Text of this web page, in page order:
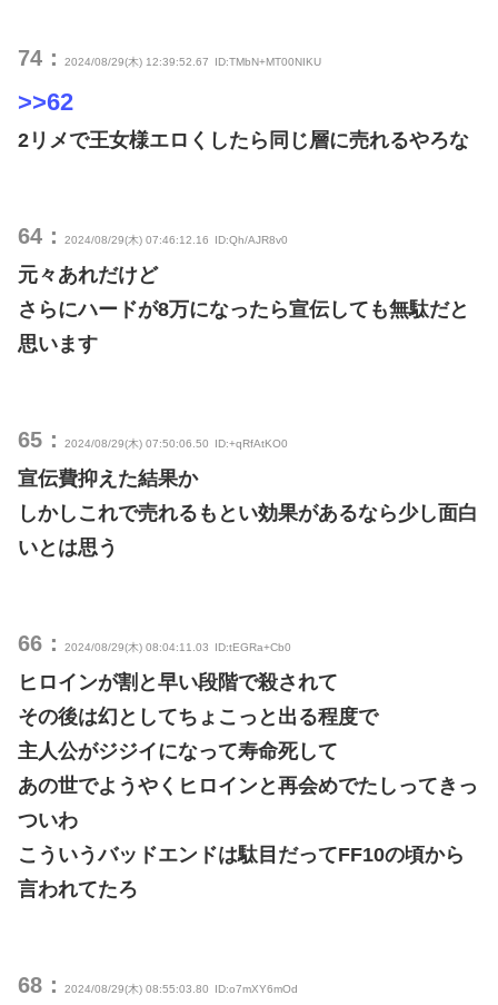
74： 2024/08/29(木) 12:39:52.67 ID:TMbN+MT00NIKU
>>62
2リメで王女様エロくしたら同じ層に売れるやろな
64： 2024/08/29(木) 07:46:12.16 ID:Qh/AJR8v0
元々あれだけど
さらにハードが8万になったら宣伝しても無駄だと
思います
65： 2024/08/29(木) 07:50:06.50 ID:+qRfAtKO0
宣伝費抑えた結果か
しかしこれで売れるもとい効果があるなら少し面白
いとは思う
66： 2024/08/29(木) 08:04:11.03 ID:tEGRa+Cb0
ヒロインが割と早い段階で殺されて
その後は幻としてちょこっと出る程度で
主人公がジジイになって寿命死して
あの世でようやくヒロインと再会めでたしってきっ
ついわ
こういうバッドエンドは駄目だってFF10の頃から
言われてたろ
68： 2024/08/29(木) 08:55:03.80 ID:o7mXY6mOd